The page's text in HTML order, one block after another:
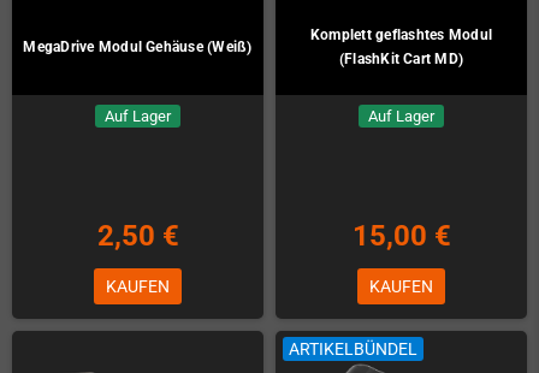
MegaDrive Modul Gehäuse (Weiß)
Auf Lager
2,50 €
KAUFEN
Komplett geflashtes Modul
(FlashKit Cart MD)
Auf Lager
15,00 €
KAUFEN
ARTIKELBÜNDEL